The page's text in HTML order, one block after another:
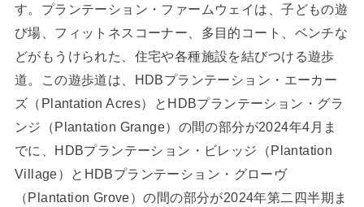
す。プランテーション・ファームウェイは、子どもの遊
び場、フィットネスコーナー、多目的コート、ベンチな
どがもうけられた、住宅や各種施設を結びつける遊歩
道。この遊歩道は、HDBプランテーション・エーカー
ズ（Plantation Acres）とHDBプランテーション・グラ
ンジ（Plantation Grange）の間の部分が2024年4月ま
でに、HDBプランテーション・ビレッジ（Plantation
Village）とHDBプランテーション・グローヴ
（Plantation Grove）の間の部分が2024年第二四半期ま